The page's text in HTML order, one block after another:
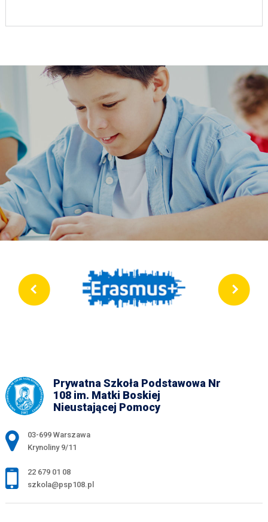
Prywatna Szkoła Podstawowa Nr
108 im. Matki Boskiej
Nieustającej Pomocy
Adres pocztowy:
03-699 Warszawa
Krynoliny 9/11
22 679 01 08
szkola@psp108.pl